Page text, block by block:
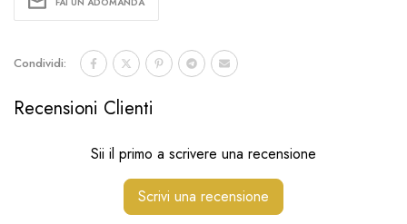
Condividi:
Recensioni Clienti
Sii il primo a scrivere una recensione
Scrivi una recensione